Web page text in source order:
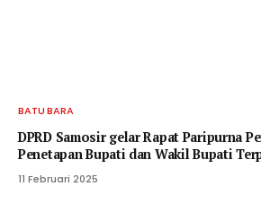
BATU BARA
DPRD Samosir gelar Rapat Paripurna
Penetapan Bupati dan Wakil Bupati
11 Februari 2025